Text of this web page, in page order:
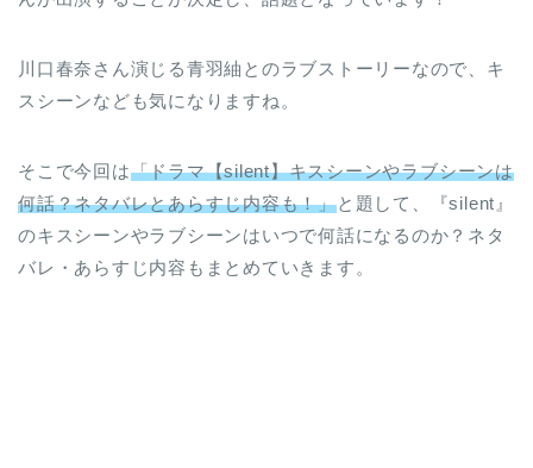
川口春奈さん演じる青羽紬とのラブストーリーなので、キ
スシーンなども気になりますね。
そこで今回は「ドラマ【silent】キスシーンやラブシーンは
何話？ネタバレとあらすじ内容も！」と題して、『silent』
のキスシーンやラブシーンはいつで何話になるのか？ネタ
バレ・あらすじ内容もまとめていきます。